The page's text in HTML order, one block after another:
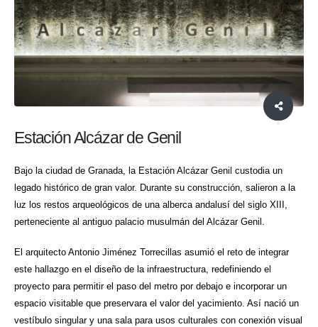
Estación Alcázar de Genil
Bajo la ciudad de Granada, la Estación Alcázar Genil custodia un
legado histórico de gran valor. Durante su construcción, salieron a la
luz los restos arqueológicos de una alberca andalusí del siglo XIII,
perteneciente al antiguo palacio musulmán del Alcázar Genil.
El arquitecto Antonio Jiménez Torrecillas asumió el reto de integrar
este hallazgo en el diseño de la infraestructura, redefiniendo el
proyecto para permitir el paso del metro por debajo e incorporar un
espacio visitable que preservara el valor del yacimiento. Así nació un
vestíbulo singular y una sala para usos culturales con conexión visual